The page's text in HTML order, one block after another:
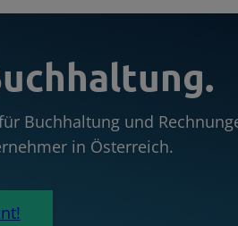
Buchhaltung und
in Österreich.